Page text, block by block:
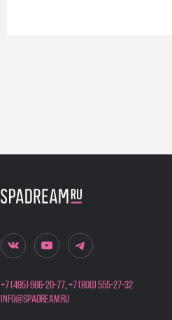
+7 (495) 666-20-77,+7 (800) 555-27-32
info@spadream.ru